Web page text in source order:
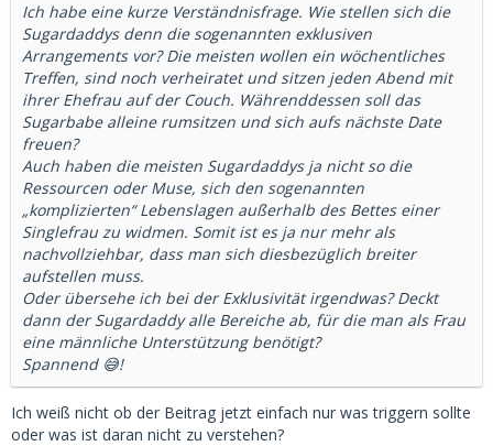
Ich habe eine kurze Verständnisfrage. Wie stellen sich die
Sugardaddys denn die sogenannten exklusiven
Arrangements vor? Die meisten wollen ein wöchentliches
Treffen, sind noch verheiratet und sitzen jeden Abend mit
ihrer Ehefrau auf der Couch. Währenddessen soll das
Sugarbabe alleine rumsitzen und sich aufs nächste Date
freuen?
Auch haben die meisten Sugardaddys ja nicht so die
Ressourcen oder Muse, sich den sogenannten
„komplizierten“ Lebenslagen außerhalb des Bettes einer
Singlefrau zu widmen. Somit ist es ja nur mehr als
nachvollziehbar, dass man sich diesbezüglich breiter
aufstellen muss.
Oder übersehe ich bei der Exklusivität irgendwas? Deckt
dann der Sugardaddy alle Bereiche ab, für die man als Frau
eine männliche Unterstützung benötigt?
Spannend 😅!
Ich weiß nicht ob der Beitrag jetzt einfach nur was triggern sollte
oder was ist daran nicht zu verstehen?